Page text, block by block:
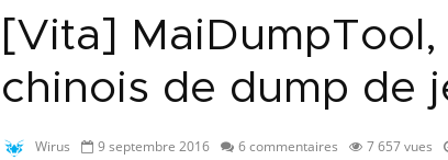
[Vita]
chinois de dump de
Wirus 9 septembre 2016 6 commentaires 7 657 vues